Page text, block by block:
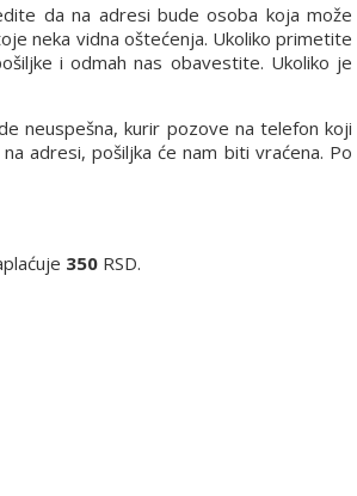
da na adresi bude osoba koja može
neka vidna oštećenja. Ukoliko primetite
i odmah nas obavestite. Ukoliko je
neuspešna, kurir pozove na telefon koji
adresi, pošiljka će nam biti vraćena. Po
350 RSD.